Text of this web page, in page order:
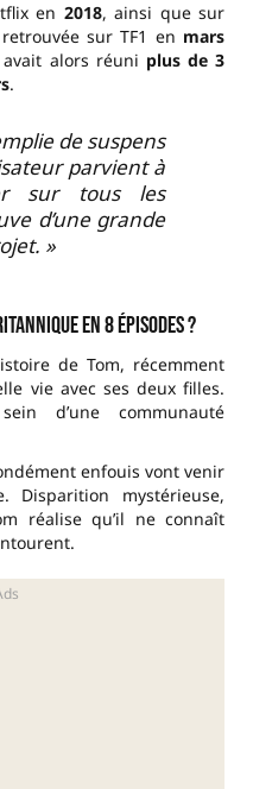
en 2018, ainsi que sur
sur TF1 en mars
alors réuni plus de 3
.
de suspens
parvient à
sur tous les
d’une grande
»
en 8 épisodes ?
de Tom, récemment
vie avec ses deux filles.
d’une communauté
enfouis vont venir
Disparition mystérieuse,
réalise qu’il ne connaît